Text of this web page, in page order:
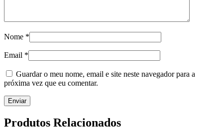
Nome *
Email *
Guardar o meu nome, email e site neste navegador para a
próxima vez que eu comentar.
Produtos Relacionados